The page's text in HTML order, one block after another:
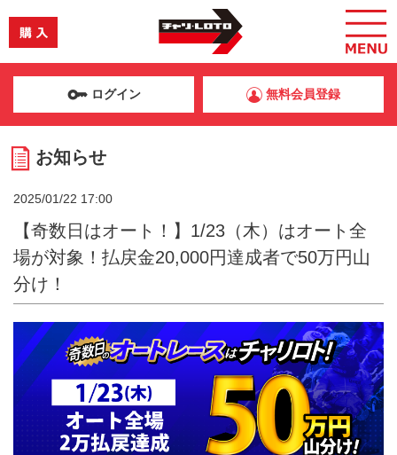
ログイン 無料会員登録
お知らせ
2025/01/22 17:00
【奇数日はオート！】1/23（木）はオート全
場が対象！払戻金20,000円達成者で50万円山
分け！